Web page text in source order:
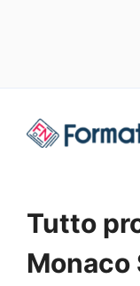
Tutto
Monaco